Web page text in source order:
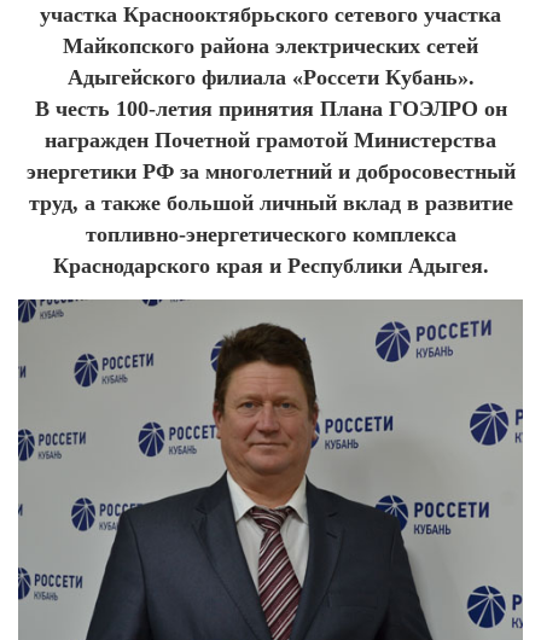
участка Краснооктябрьского сетевого участка
Майкопского района электрических сетей
Адыгейского филиала «Россети Кубань».
В честь 100-летия принятия Плана ГОЭЛРО он
награжден Почетной грамотой Министерства
энергетики РФ за многолетний и добросовестный
труд, а также большой личный вклад в развитие
топливно-энергетического комплекса
Краснодарского края и Республики Адыгея.